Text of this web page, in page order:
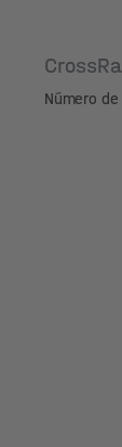
Número